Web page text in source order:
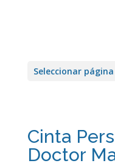
Seleccionar página
Cinta
Doctor